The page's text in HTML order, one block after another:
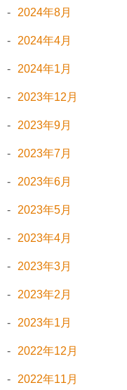
2024年8月
2024年4月
2024年1月
2023年12月
2023年9月
2023年7月
2023年6月
2023年5月
2023年4月
2023年3月
2023年2月
2023年1月
2022年12月
2022年11月